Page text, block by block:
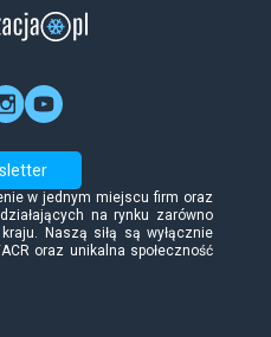
w jednym miejscu firm oraz
na rynku zarówno
Naszą siłą są wyłącznie
oraz unikalna społeczność